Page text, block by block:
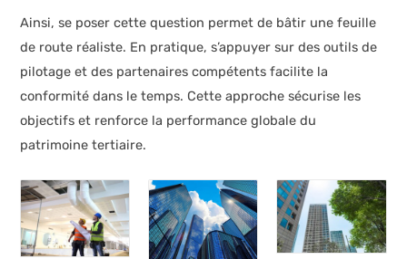
Ainsi, se poser cette question permet de bâtir une feuille
de route réaliste. En pratique, s’appuyer sur des outils de
pilotage et des partenaires compétents facilite la
conformité dans le temps. Cette approche sécurise les
objectifs et renforce la performance globale du
patrimoine tertiaire.